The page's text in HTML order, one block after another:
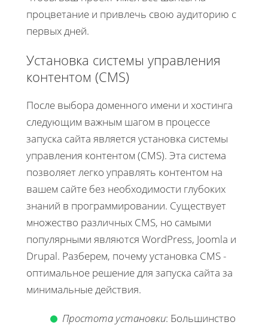
процветание и привлечь свою аудиторию с
первых дней.
Установка системы управления
контентом (CMS)
После выбора доменного имени и хостинга
следующим важным шагом в процессе
запуска сайта является установка системы
управления контентом (CMS). Эта система
позволяет легко управлять контентом на
вашем сайте без необходимости глубоких
знаний в программировании. Существует
множество различных CMS, но самыми
популярными являются WordPress, Joomla и
Drupal. Разберем, почему установка CMS -
оптимальное решение для запуска сайта за
минимальные действия.
Простота установки: Большинство